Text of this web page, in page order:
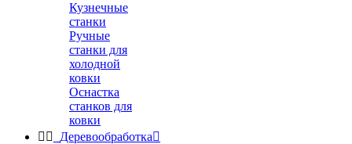
Кузнечные
станки
Ручные
станки для
холодной
ковки
Оснастка
станков для
ковки
  Деревообработка